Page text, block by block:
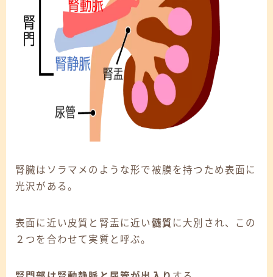
腎臓はソラマメのような形で被膜を持つため表面に
光沢がある。
表面に近い 皮質 と腎盂に近い 髄質 に大別され、この
２つを合わせて実質と呼ぶ。